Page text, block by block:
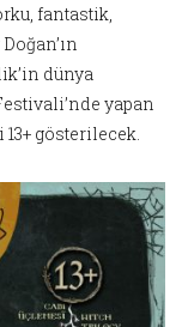
fantastik,
dünya
yapan
gösterilecek.